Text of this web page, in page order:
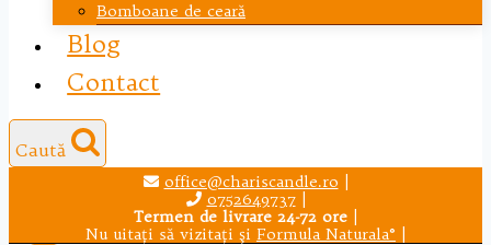
Bomboane de ceară
Blog
Contact
Caută
office@chariscandle.ro
0752649737|
Termen de livrare 24-72 ore
Nu uitaţi să vizitaţi şi Formula Naturala®